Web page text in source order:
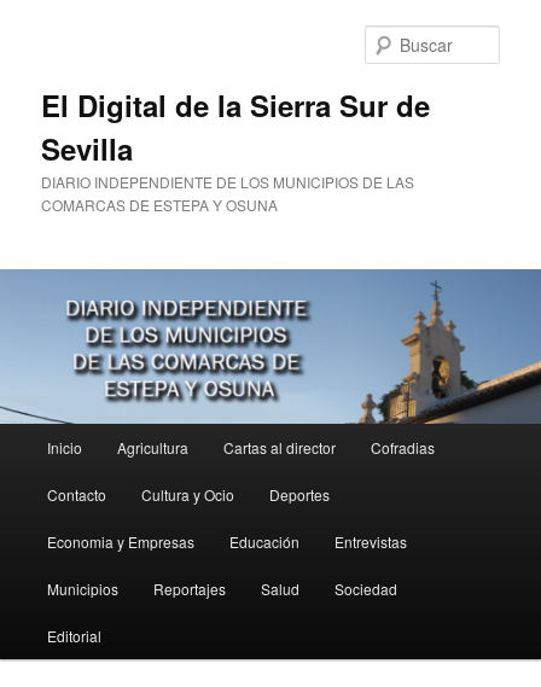
El Digital de la Sierra Sur de
Sevilla
DIARIO INDEPENDIENTE DE LOS MUNICIPIOS DE LAS
COMARCAS DE ESTEPA Y OSUNA
principal
Inicio Agricultura Cartas al director Cofradias
Contacto Cultura y Ocio Deportes
Economia y Empresas Educación Entrevistas
Municipios Reportajes Salud Sociedad
Editorial